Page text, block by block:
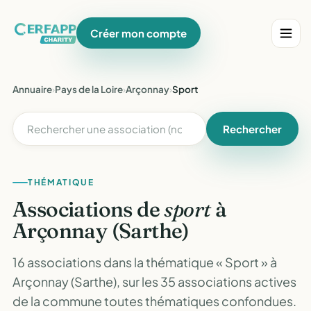
Créer mon compte
Annuaire›Pays de la Loire›Arçonnay›Sport
Rechercher
THÉMATIQUE
Associations desportà
Arçonnay (Sarthe)
16 associations dans la thématique « Sport » à
Arçonnay (Sarthe), sur les 35 associations actives
de la commune toutes thématiques confondues.